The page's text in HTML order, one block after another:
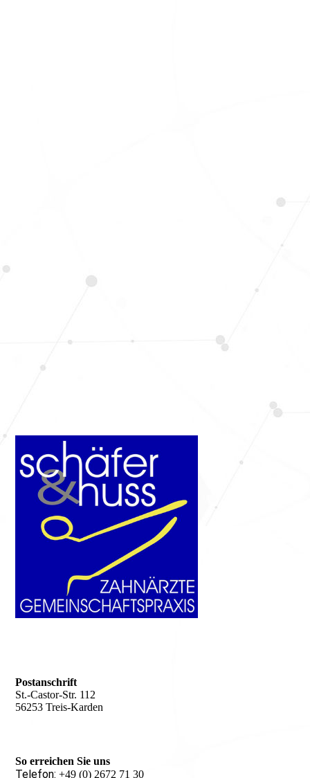
Postanschrift
St.-Castor-Str. 112
56253 Treis-Karden
So erreichen Sie uns
Telefon: +49 (0) 2672 71 30